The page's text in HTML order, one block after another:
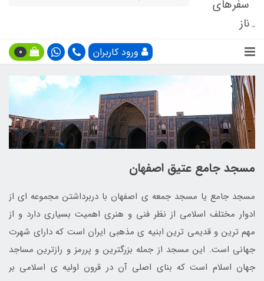
سفرهای
ناز
ورود کاربران 0
مسجد جامع عتیق اصفهان
مسجد جامع یا مسجد جمعه ی اصفهان با دربرداشتن مجموعه ای از
ادوار مختلف اسلامی از نظر فنی و هنری اهمیت بسیاری دارد و از
مهم ترین و قدیمی ترین ابنیه ی مذهبی ایران است که دارای شهرت
جهانی است. این مسجد از جمله بزرگترین و پررمز و رازترین مساجد
جهان اسلام است که بنای اصلی آن در قرون اولیه ی اسلامی بر